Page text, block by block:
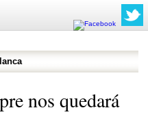
nos quedará